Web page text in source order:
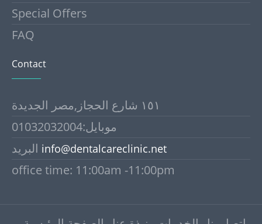
Special Offers
FAQ
Contact
١٥١ شارع الحجاز,مصر الجديدة
موبايل:01032032004
info@dentalcareclinic.net
office time: 11:00am -11:00pm